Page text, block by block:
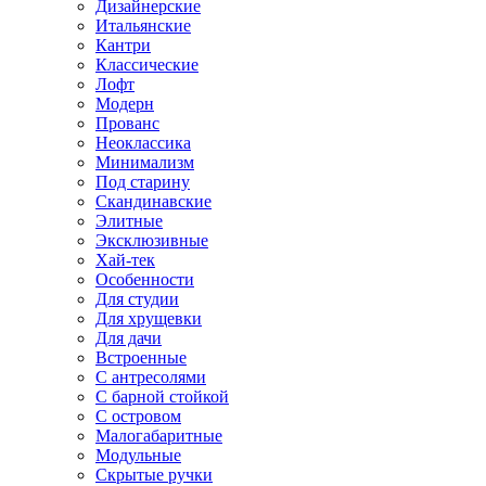
Дизайнерские
Итальянские
Кантри
Классические
Лофт
Модерн
Прованс
Неоклассика
Минимализм
Под старину
Скандинавские
Элитные
Эксклюзивные
Хай-тек
Особенности
Для студии
Для хрущевки
Для дачи
Встроенные
С антресолями
С барной стойкой
С островом
Малогабаритные
Модульные
Скрытые ручки